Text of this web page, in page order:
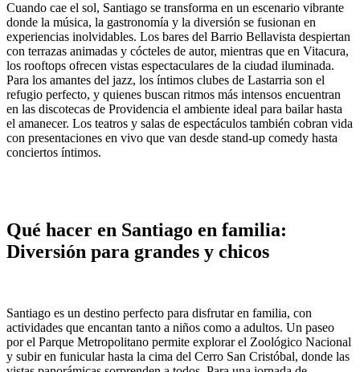
Cuando cae el sol, Santiago se transforma en un escenario vibrante
donde la música, la gastronomía y la diversión se fusionan en
experiencias inolvidables. Los bares del Barrio Bellavista despiertan
con terrazas animadas y cócteles de autor, mientras que en Vitacura,
los rooftops ofrecen vistas espectaculares de la ciudad iluminada.
Para los amantes del jazz, los íntimos clubes de Lastarria son el
refugio perfecto, y quienes buscan ritmos más intensos encuentran
en las discotecas de Providencia el ambiente ideal para bailar hasta
el amanecer. Los teatros y salas de espectáculos también cobran vida
con presentaciones en vivo que van desde stand-up comedy hasta
conciertos íntimos.
Qué hacer en Santiago en familia:
Diversión para grandes y chicos
Santiago es un destino perfecto para disfrutar en familia, con
actividades que encantan tanto a niños como a adultos. Un paseo
por el Parque Metropolitano permite explorar el Zoológico Nacional
y subir en funicular hasta la cima del Cerro San Cristóbal, donde las